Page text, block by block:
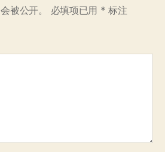
被公开。 必填项已用 * 标注